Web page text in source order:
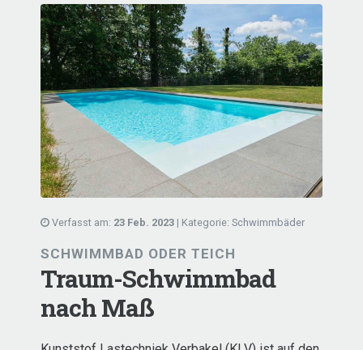
Verfasst am: 23 Feb. 2023 | Kategorie: Schwimmbäder
SCHWIMMBAD ODER TEICH
Traum-Schwimmbad
nach Maß